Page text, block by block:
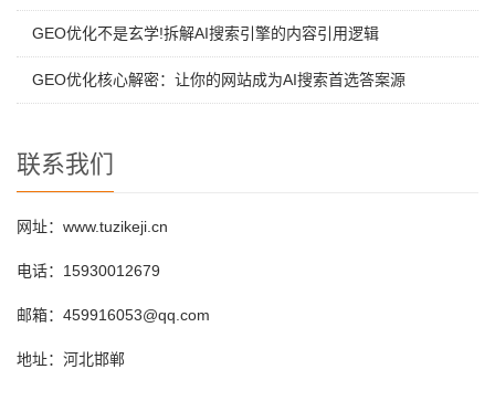
GEO优化不是玄学!拆解AI搜索引擎的内容引用逻辑
GEO优化核心解密：让你的网站成为AI搜索首选答案源
联系我们
网址：www.tuzikeji.cn
电话：15930012679
邮箱：459916053@qq.com
地址：河北邯郸